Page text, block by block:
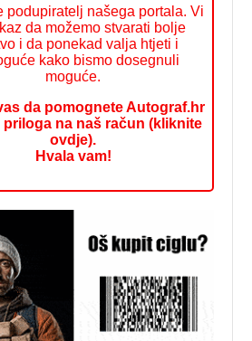
podupiratelj našega portala. Vi
da možemo stvarati bolje
i da ponekad valja htjeti i
kako bismo dosegnuli
moguće.
da pomognete Autograf.hr
priloga na naš račun (kliknite
ovdje).
Hvala vam!